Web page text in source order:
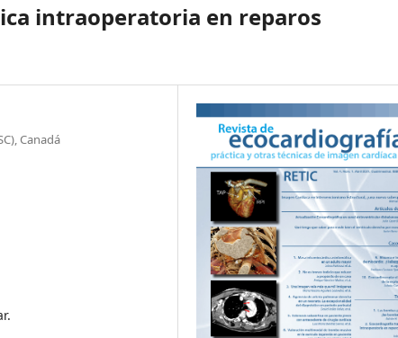
intraoperatoria en reparos
Canadá